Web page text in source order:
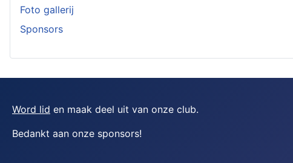
Foto gallerij
Sponsors
Word lid en maak deel uit van onze club.
Bedankt aan onze sponsors!